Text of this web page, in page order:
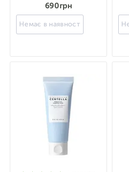
690 грн
Немає в наявності